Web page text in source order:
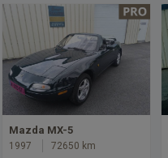
Mazda MX-5
1997 72650 km